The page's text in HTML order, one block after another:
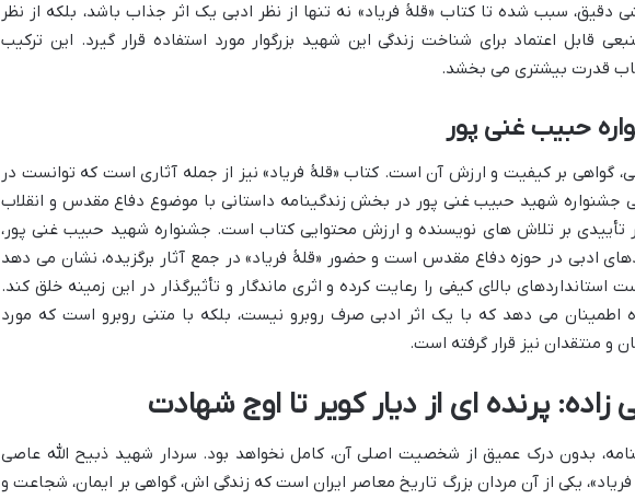
دقیق، سبب شده تا کتاب «قلۀ فریاد» نه تنها از نظر ادبی یک اثر جذاب باشد، بلکه از نظر
قابل اعتماد برای شناخت زندگی این شهید بزرگوار مورد استفاده قرار گیرد. این ترکیب
قدرت بیشتری می بخشد.
حبیب غنی پور
گواهی بر کیفیت و ارزش آن است. کتاب «قلۀ فریاد» نیز از جمله آثاری است که توانست در
نهایی جشنواره شهید حبیب غنی پور در بخش زندگینامه داستانی با موضوع دفاع مقدس و انقلاب
تأییدی بر تلاش های نویسنده و ارزش محتوایی کتاب است. جشنواره شهید حبیب غنی پور،
ادبی در حوزه دفاع مقدس است و حضور «قلۀ فریاد» در جمع آثار برگزیده، نشان می دهد
استانداردهای بالای کیفی را رعایت کرده و اثری ماندگار و تأثیرگذار در این زمینه خلق کند.
اطمینان می دهد که با یک اثر ادبی صرف روبرو نیست، بلکه با متنی روبرو است که مورد
و منتقدان نیز قرار گرفته است.
زاده: پرنده ای از دیار کویر تا اوج شهادت
بدون درک عمیق از شخصیت اصلی آن، کامل نخواهد بود. سردار شهید ذبیح الله عاصی
فریاد»، یکی از آن مردان بزرگ تاریخ معاصر ایران است که زندگی اش، گواهی بر ایمان، شجاعت و